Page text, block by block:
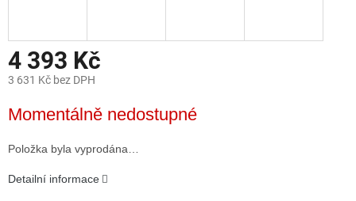
4 393 Kč
3 631 Kč bez DPH
cena:
Momentálně nedostupné
Položka byla vyprodána…
Detailní informace